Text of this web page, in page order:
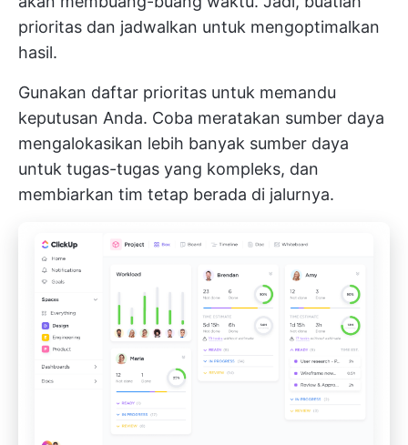
prioritas dan jadwalkan untuk mengoptimalkan
hasil.
Gunakan daftar prioritas untuk memandu
keputusan Anda. Coba meratakan sumber daya
mengalokasikan lebih banyak sumber daya
untuk tugas-tugas yang kompleks, dan
membiarkan tim tetap berada di jalurnya.